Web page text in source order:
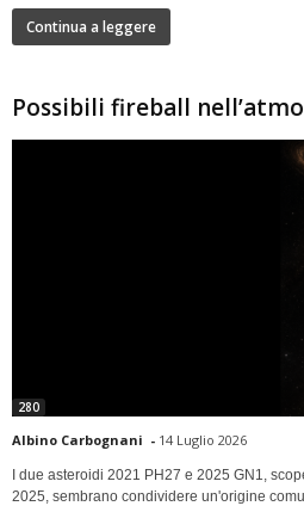
Continua a leggere
Possibili fireball
280
Albino Carbognani - 14 Luglio 2026
I due asteroidi 2021 PH27 e 2025 GN1,
2025, sembrano condividere un'origine